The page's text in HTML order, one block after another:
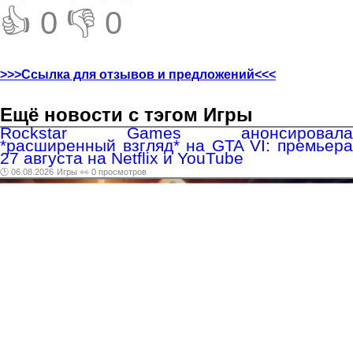
👍 0 👎 0
>>>Ссылка для отзывов и предложений<<<
Ещё новости с тэгом Игры
Rockstar Games анонсировала
*расширенный взгляд* на GTA VI: премьера
27 августа на Netflix и YouTube
🕑 06.08.2026 Игры 👀 0 просмотров